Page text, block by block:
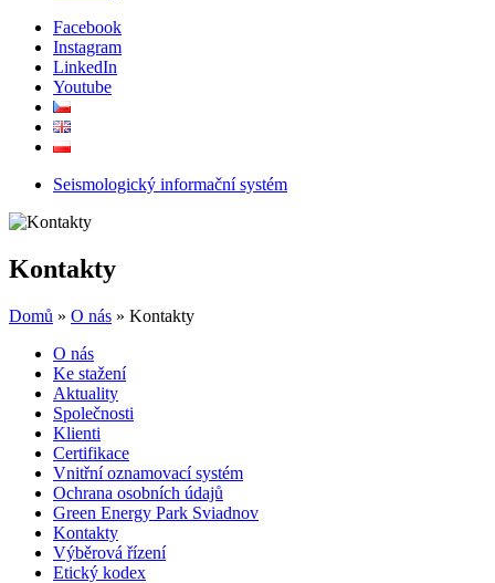
Facebook
Instagram
LinkedIn
Youtube
Seismologický informační systém
Kontakty
Domů » O nás » Kontakty
O nás
Ke stažení
Aktuality
Společnosti
Klienti
Certifikace
Vnitřní oznamovací systém
Ochrana osobních údajů
Green Energy Park Sviadnov
Kontakty
Výběrová řízení
Etický kodex